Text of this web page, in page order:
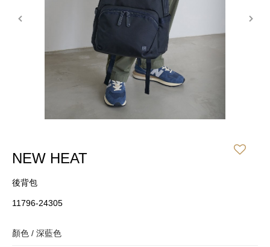
NEW HEAT
後背包
11796-24305
顏色 / 深藍色